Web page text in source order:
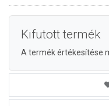
Kifutott termék
A termék értékesítése